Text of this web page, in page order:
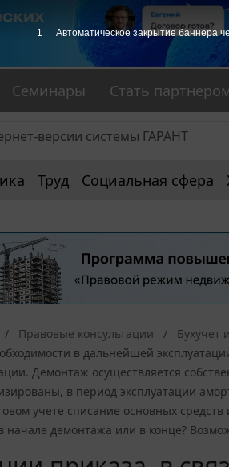
Семинары Стать
Труд Социальная сфера
Правовые консультации Бухучет
в дальнейшей
Демонтаж осуществляется
в период эксплуатации
учете списание основных
начале демонтажа или в конце?
1 Автоматическое закрытие баннера